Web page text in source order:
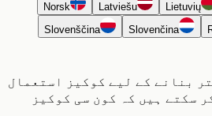
Latviešu
Norsk
Slovenčina
Slovenščina
کے لیے کوکیز استعمال
ہیں کہ کون سی کوکیز